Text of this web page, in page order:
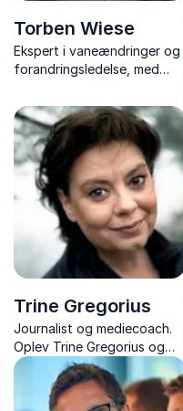
Torben Wiese
Ekspert i vaneændringer og
forandringsledelse, med
nærvær og værktøjer til et
mere handlekraftigt
arbejdsliv.
Trine Gregorius
Journalist og mediecoach.
Oplev Trine Gregorius og
hendes underholdende og
skarpe foredrag om
kommunikation, køn og